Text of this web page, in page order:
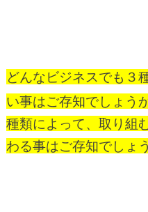
どんなビジネスでも３
い事はご存知でしょう
種類によって、取り組
わる事はご存知でしょ